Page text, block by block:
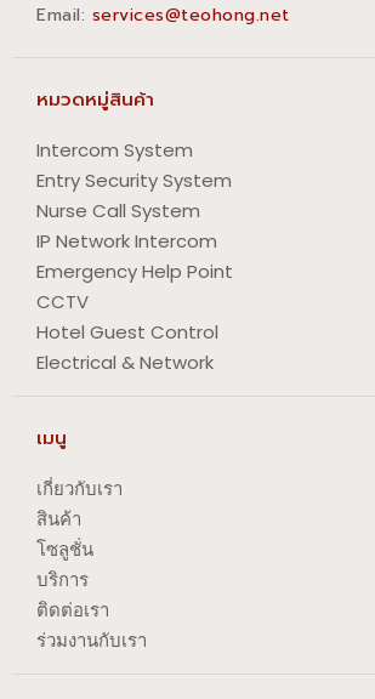
Email: services@teohong.net
หมวดหมู่สินค้า
Intercom System
Entry Security System
Nurse Call System
IP Network Intercom
Emergency Help Point
CCTV
Hotel Guest Control
Electrical & Network
เมนู
เกี่ยวกับเรา
สินค้า
โซลูชั่น
บริการ
ติดต่อเรา
ร่วมงานกับเรา